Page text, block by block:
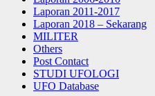
Laporan 2011-2017
Laporan 2018 – Sekarang
MILITER
Others
Post Contact
STUDI UFOLOGI
UFO Database